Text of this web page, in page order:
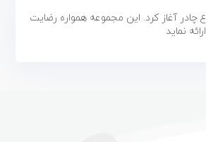
آغاز کرد. این مجموعه همواره رضایت
نماید